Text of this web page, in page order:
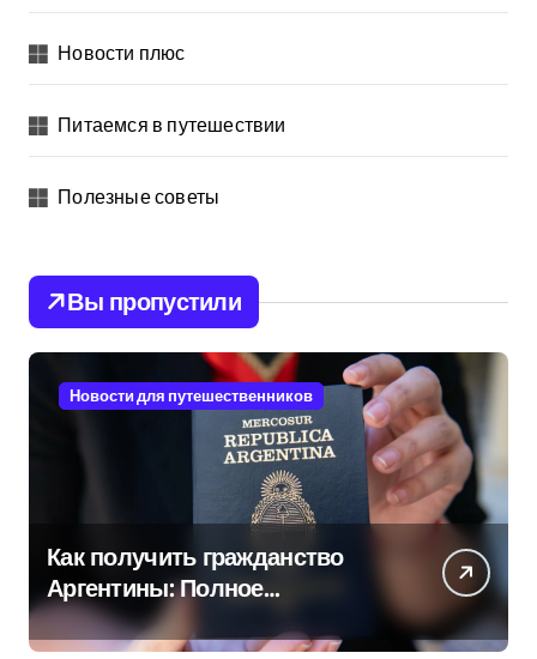
Новости плюс
Питаемся в путешествии
Полезные советы
Вы пропустили
Новости для путешественников
Как получить гражданство
Аргентины: Полное
руководство